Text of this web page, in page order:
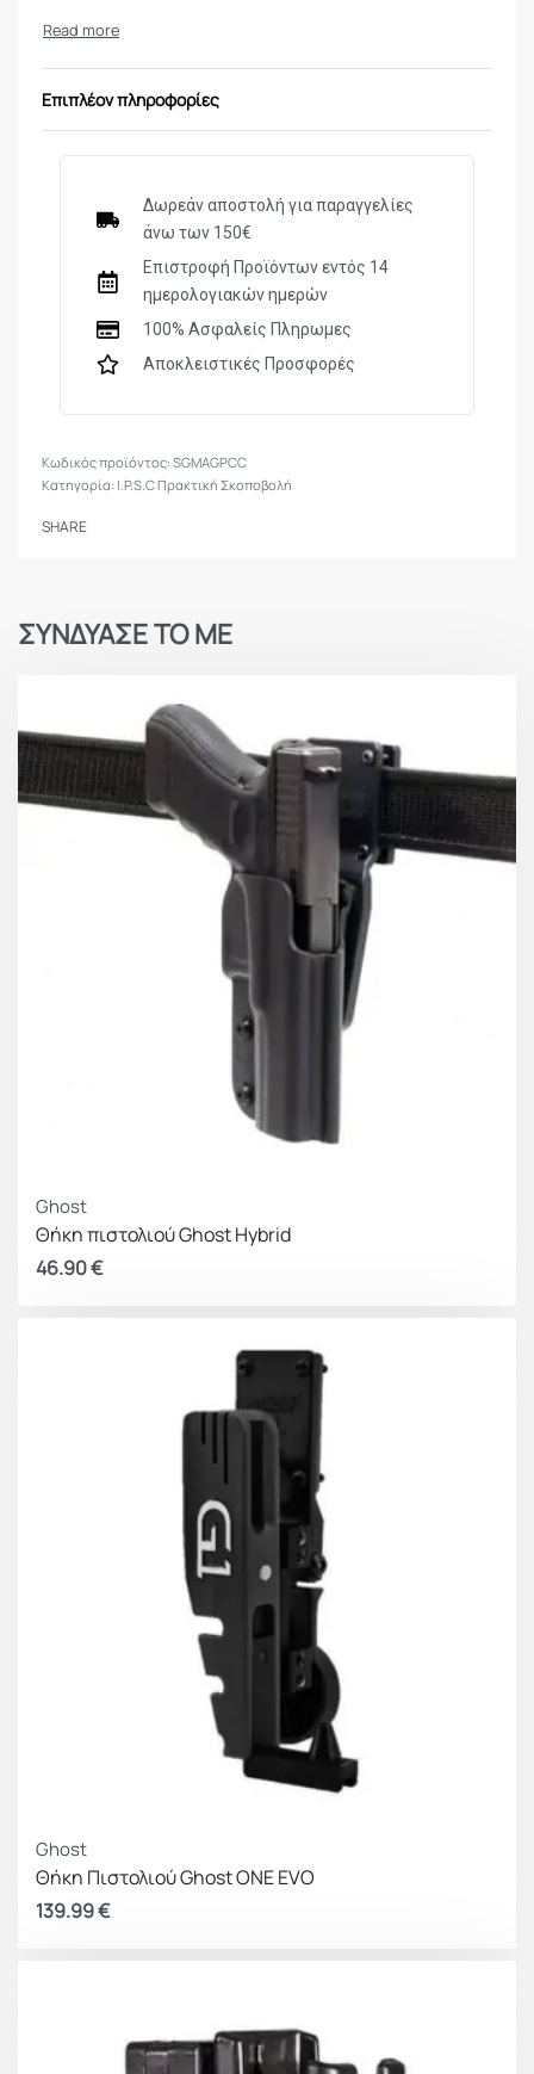
Ειδικά Σχεδιασμένο για μακρά PCC mags.
Παρέχει ταχύτητα, άνεση και εξαιρετική συγκράτηση
Επιπλέον πληροφορίες
Δωρεάν αποστολή για παραγγελίες
άνω των 150€
Επιστροφή Προϊόντων εντός 14
ημερολογιακών ημερών
100% Ασφαλείς Πληρωμες
Αποκλειστικές Προσφορές
SGMAGPCC
Κατηγορία: I.P.S.C Πρακτική Σκοποβολή
SHARE
ΣΥΝΔΥΑΣΕ ΤΟ ΜΕ
Ghost
Θήκη πιστολιού Ghost Hybrid
46.90€
Ghost
Θήκη Πιστολιού Ghost ONE EVO
139.99€